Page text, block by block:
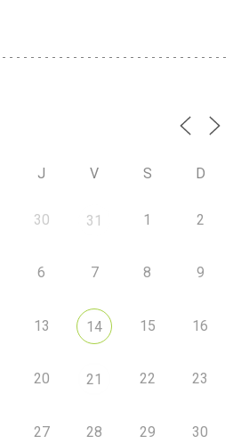
J V S D
30 31 1 2
6 7 8 9
13 14 15 16
20 21 22 23
27 28 29 30